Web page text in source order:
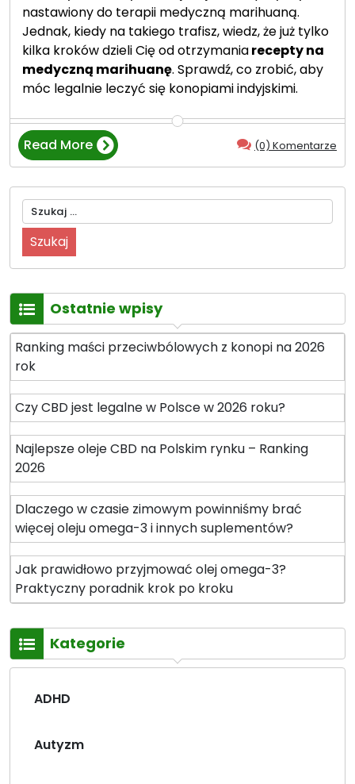
nastawiony do terapii medyczną marihuaną.
Jednak, kiedy na takiego trafisz, wiedz, że już tylko
kilka kroków dzieli Cię od otrzymaniarecepty na
medyczną marihuanę. Sprawdź, co zrobić, aby
móc legalnie leczyć się konopiami indyjskimi.
Read More
“Medyczna
marihuana
—
zasad
pacjenta”
(0) Komentarze
Szukaj:
Ostatnie wpisy
Ranking maści przeciwbólowych z konopi na 2026
rok
Czy CBD jest legalne w Polsce w 2026 roku?
Najlepsze oleje CBD na Polskim rynku – Ranking
2026
Dlaczego w czasie zimowym powinniśmy brać
więcej oleju omega-3 i innych suplementów?
Jak prawidłowo przyjmować olej omega-3?
Praktyczny poradnik krok po kroku
Kategorie
ADHD
Autyzm